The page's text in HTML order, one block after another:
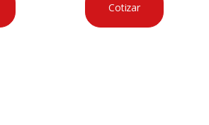
Cotizar